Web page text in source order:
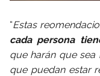
“Estas
cada persona
que harán que sea
que puedan estar